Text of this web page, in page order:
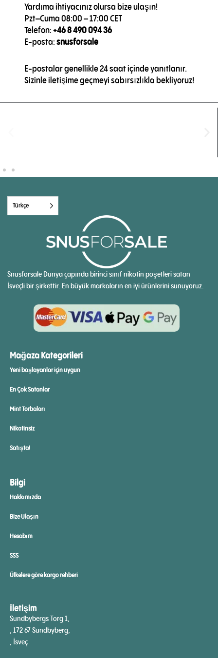
Yardıma ihtiyacınız olursa bize ulaşın!
Pzt–Cuma 08:00 – 17:00 CET
Telefon:+46 8 490 094 36
E-posta:snusforsale
E-postalar genellikle 24 saat içinde yanıtlanır.
Sizinle iletişime geçmeyi sabırsızlıkla bekliyoruz!
Türkçe
Snusforsale Dünya çapında birinci sınıf nikotin poşetleri satan
İsveçli bir şirkettir. En büyük markaların en iyi ürünlerini sunuyoruz.
Mağaza Kategorileri
Yeni başlayanlar için uygun
En Çok Satanlar
Mint Torbaları
Nikotinsiz
Satışta!
Bilgi
Hakkımızda
Bize Ulaşın
Hesabım
SSS
Ülkelere göre kargo rehberi
İletişim
Sundbybergs Torg 1,
, 172 67 Sundbyberg,
, İsveç